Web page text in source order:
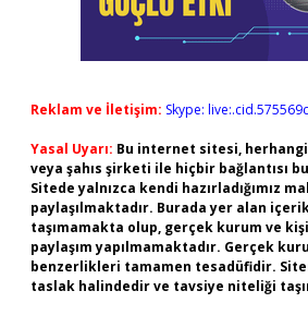
Reklam ve İletişim: Skype:
Yasal Uyarı: Bu internet sitesi,
veya şahıs şirketi ile hiçbir bağlantısı
Sitede yalnızca kendi hazırladığımız
paylaşılmaktadır. Burada yer alan
taşımamakta olup, gerçek kurum ve
paylaşım yapılmamaktadır. Gerçek
benzerlikleri tamamen tesadüfidir.
taslak halindedir ve tavsiye niteliği